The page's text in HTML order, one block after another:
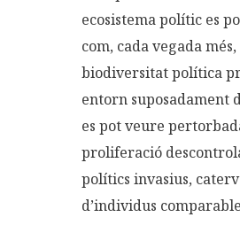
ecosistema polític es
com, cada vegada
biodiversitat política
entorn suposadament
es pot veure
proliferació
polítics invasius,
d’individus